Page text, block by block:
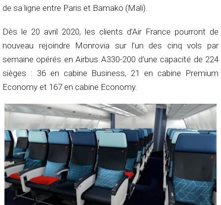
de sa ligne entre Paris et Bamako (Mali).
Dès le 20 avril 2020, les clients d’Air France pourront de
nouveau rejoindre Monrovia sur l’un des cinq vols par
semaine opérés en Airbus A330-200 d’une capacité de 224
sièges : 36 en cabine Business, 21 en cabine Premium
Economy et 167 en cabine Economy.